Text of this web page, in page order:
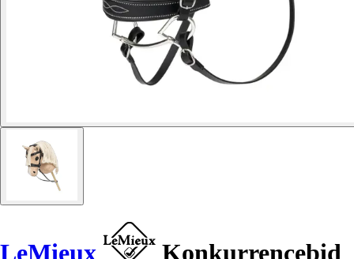
LeMieux
Konkurrencebid